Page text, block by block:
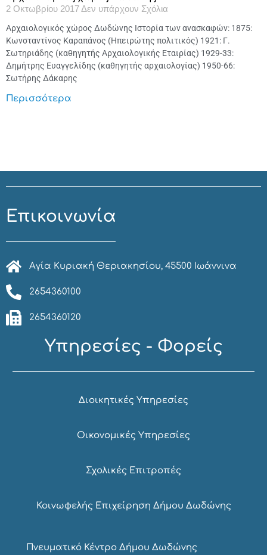
2 Οκτωβρίου 2017Δεν υπάρχουν Σχόλια
Αρχαιολογικός χώρος Δωδώνης Ιστορία των ανασκαφών: 1875:
Κωνσταντίνος Καραπάνος (Ηπειρώτης πολιτικός) 1921: Γ.
Σωτηριάδης (καθηγητής Αρχαιολογικής Εταιρίας) 1929-33:
Δημήτρης Ευαγγελίδης (καθηγητής αρχαιολογίας) 1950-66:
Σωτήρης Δάκαρης
Περισσότερα
Επικοινωνία
Αγία Κυριακή Θεριακησίου, 45500 Ιωάννινα
2654360100
2654360120
Υπηρεσίες - Φορείς
Διοικητικές Υπηρεσίες
Οικονομικές Υπηρεσίες
Σχολικές Επιτροπές
Κοινωφελής Επιχείρηση Δήμου Δωδώνης
Πνευματικό Κέντρο Δήμου Δωδώνης